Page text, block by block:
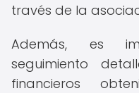
través de la
Además, es
seguimiento
financieros